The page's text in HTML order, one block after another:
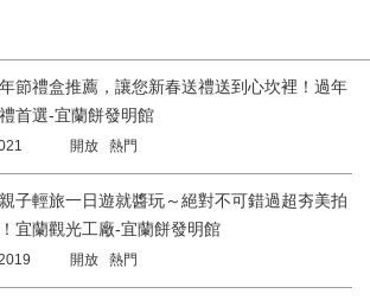
節禮盒推薦，讓您新春送禮送到心坎裡！過年
首選-宜蘭餅發明館
開放 熱門
子輕旅一日遊就醬玩～絕對不可錯過超夯美拍
宜蘭觀光工廠-宜蘭餅發明館
開放 熱門